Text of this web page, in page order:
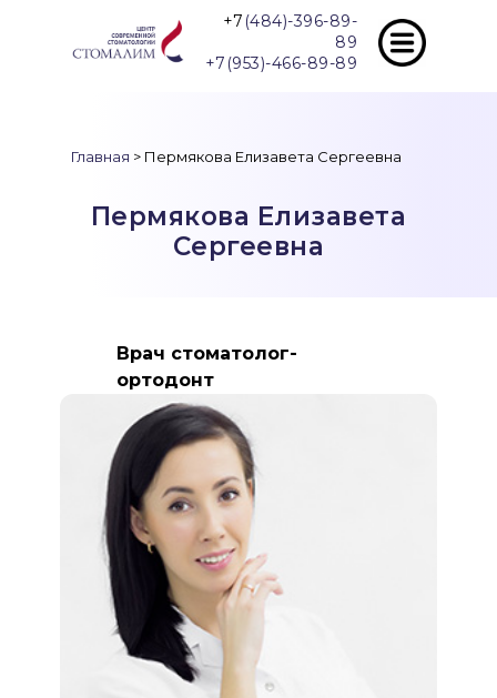
+7 (484)-396-89-
89
+7(953)-466-89-89
Пермякова Елизавета
Сергеевна
Главная > Пермякова Елизавета Сергеевна
Врач стоматолог-
ортодонт